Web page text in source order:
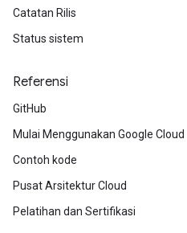
Catatan Rilis
Status sistem
Referensi
GitHub
Mulai Menggunakan Google Cloud
Contoh kode
Pusat Arsitektur Cloud
Pelatihan dan Sertifikasi